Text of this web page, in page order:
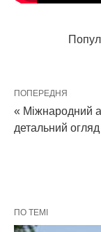
ПОПЕРЕДНЯ
« Міжнародний
детальний огляд
ПО ТЕМІ